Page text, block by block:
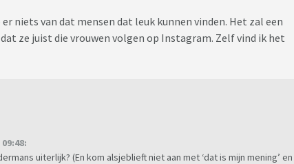
niets van dat mensen dat leuk kunnen vinden. Het zal een
ze juist die vrouwen volgen op Instagram. Zelf vind ik het
uiterlijk? (En kom alsjeblieft niet aan met ‘dat is mijn mening’ en